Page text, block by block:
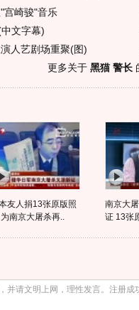
宫崎骏"音乐
文字幕)
人艺剧场重聚(图)
更多关于 黑猫 警长
友人捐13张原版照
为南京大屠杀再..
南京大
证 13张